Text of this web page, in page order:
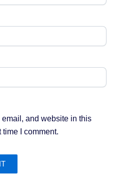
email, and website in this
time I comment.